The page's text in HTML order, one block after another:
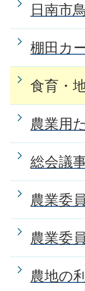
日南市
棚田カ
食育・
農業用
総会議
農業委
農業委
農地の